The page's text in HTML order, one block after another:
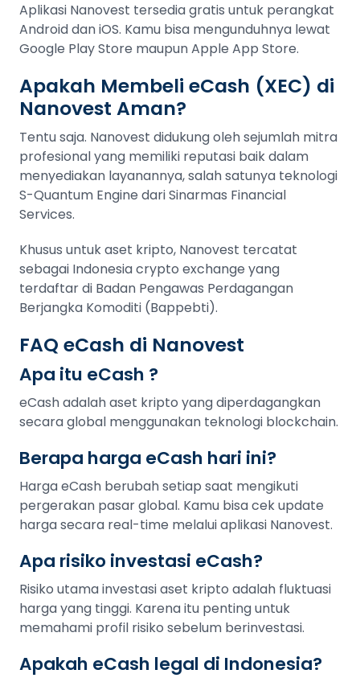
Aplikasi Nanovest tersedia gratis untuk perangkat
Android dan iOS. Kamu bisa mengunduhnya lewat
Google Play Store maupun Apple App Store.
Apakah Membeli eCash (XEC) di
Nanovest Aman?
Tentu saja. Nanovest didukung oleh sejumlah mitra
profesional yang memiliki reputasi baik dalam
menyediakan layanannya, salah satunya teknologi
S-Quantum Engine dari Sinarmas Financial
Services.
Khusus untuk aset kripto, Nanovest tercatat
sebagai Indonesia crypto exchange yang
terdaftar di Badan Pengawas Perdagangan
Berjangka Komoditi (Bappebti).
FAQ eCash di Nanovest
Apa itu eCash ?
eCash adalah aset kripto yang diperdagangkan
secara global menggunakan teknologi blockchain.
Berapa harga eCash hari ini?
Harga eCash berubah setiap saat mengikuti
pergerakan pasar global. Kamu bisa cek update
harga secara real-time melalui aplikasi Nanovest.
Apa risiko investasi eCash?
Risiko utama investasi aset kripto adalah fluktuasi
harga yang tinggi. Karena itu penting untuk
memahami profil risiko sebelum berinvestasi.
Apakah eCash legal di Indonesia?